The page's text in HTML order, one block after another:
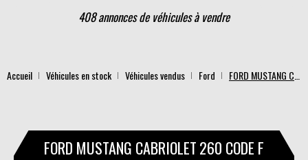
408 annonces de véhiculesà vendre
Accueil Véhicules en stock Véhicules vendus Ford
FORD MUSTANG CABRIOLET260 CODE F